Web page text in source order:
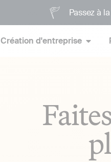
Passez à
Création d'entreprise